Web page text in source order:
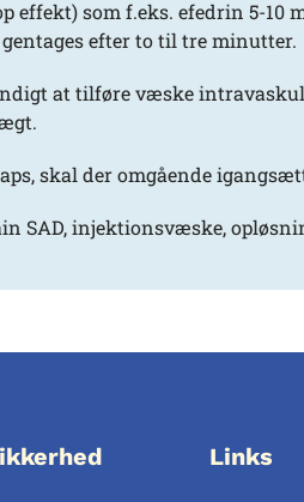
effekt) som f.eks. efedrin 5-10
efter to til tre minutter.
at tilføre væske
skal der omgående
SAD, injektionsvæske,
Links